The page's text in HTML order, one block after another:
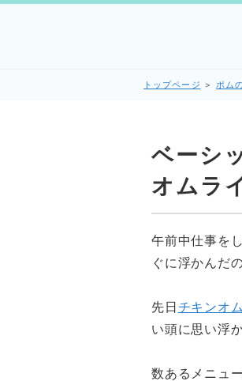
トップページ ＞ ポム
ベーシ
オムラ
午前中仕事を
ぐに浮かんだ
先日 チキンオ
い頭に思い浮
数あるメニュ